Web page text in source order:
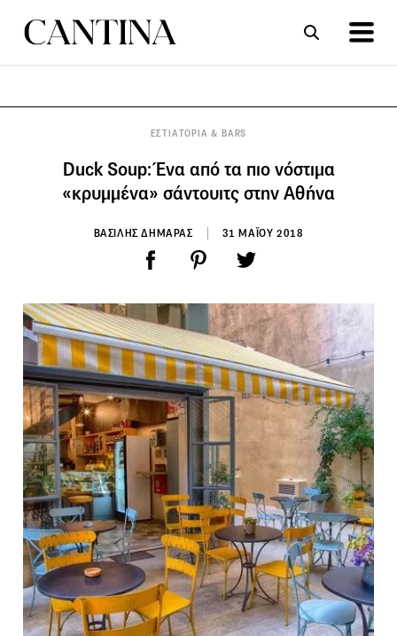
ΕΣΤΙΑΤΟΡΙΑ & BARS
Duck Soup: Ένα από τα πιο νόστιμα
«κρυμμένα» σάντουιτς στην Αθήνα
ΒΑΣΙΛΗΣ ΔΗΜΑΡΑΣ 31 ΜΑΪΟΥ 2018